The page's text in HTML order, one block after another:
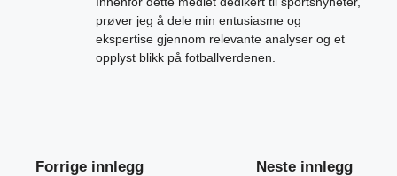
prøver jeg å dele min entusiasme og
ekspertise gjennom relevante analyser og et
opplyst blikk på fotballverdenen.
Forrige innlegg Neste innlegg